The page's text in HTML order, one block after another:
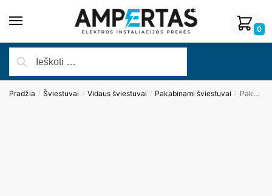
0
Pradžia / Šviestuvai / Vidaus šviestuvai / Pakabinami šviestuvai / Pakabinamas šviestuvas ORGANIC P P0359D